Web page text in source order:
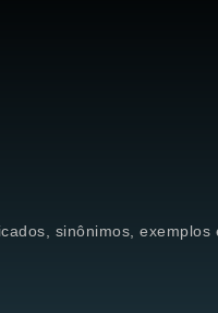
sinônimos, exemplos